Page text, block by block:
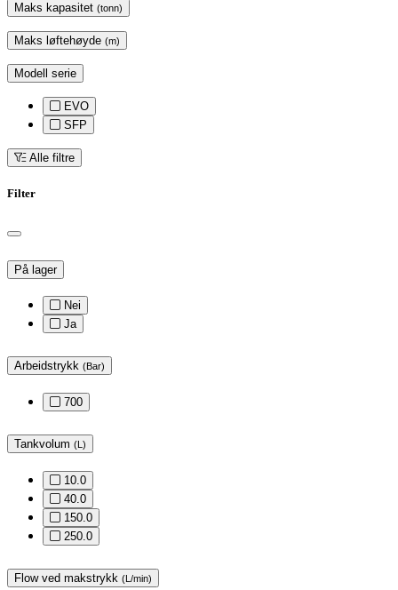
Maks kapasitet (tonn)
Maks løftehøyde (m)
Modell serie
EVO
SFP
Alle filtre
Filter
På lager
Nei
Ja
Arbeidstrykk (Bar)
700
Tankvolum (L)
10.0
40.0
150.0
250.0
Flow ved makstrykk (L/min)